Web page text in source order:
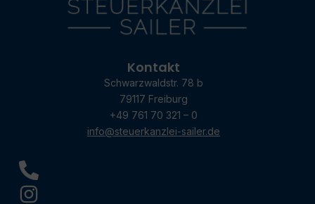
Kontakt
Schwarzwaldstr. 78 b
79117 Freiburg
+49 761 70 321 – 0
info@steuerkanzlei-sailer.de